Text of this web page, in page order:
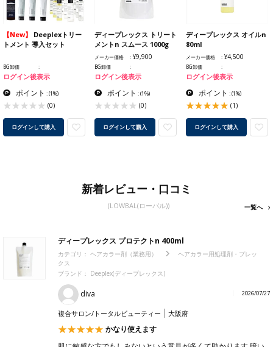
【New】
トメント 導入セット
BG卸価
ログイン後表示
ポイント :(1%)
(0)
ログインして購入
ディープレックス トリート
メントn スムース 1000g
メーカー価格 ¥9,900
BG卸価
ログイン後表示
ポイント :(1%)
(0)
ログインして購入
ディープレックス オイルn
80ml
メーカー価格 ¥4,500
BG卸価
ログイン後表示
ポイント :(1%)
(1)
ログインして購入
新着レビュー・口コミ
(LOWBAL(ローバル)) 一覧へ
ディープレックス プロテクトn 400ml
カテゴリ： ヘアカラー剤（業務用）
ヘアカラー用処理剤・プレッ
クス
ブランド： Deeplex(ディープレックス)
diva 2026/07/27
複合サロン/トータルビューティー 大阪府
かなり使えます